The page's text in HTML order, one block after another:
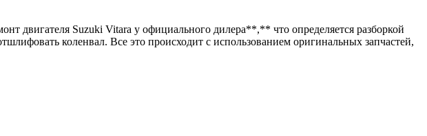
двигателя Suzuki Vitara у официального дилера**,** что определяется разборкой
коленвал. Все это происходит с использованием оригинальных запчастей,